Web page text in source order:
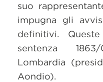
suo
impugna gli
definitivi.
sentenza
Lombardia
Aondio).